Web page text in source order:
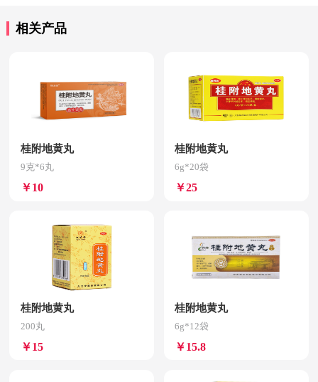
相关产品
桂附地黄丸
9克*6丸
￥10
桂附地黄丸
6g*20袋
￥25
桂附地黄丸
200丸
￥15
桂附地黄丸
6g*12袋
￥15.8